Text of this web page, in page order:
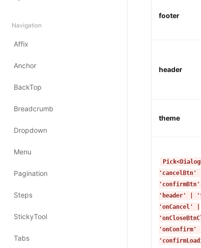
footer
header
theme
'cancelBtn'
'header' |
'onCancel' |
'onConfirm' |